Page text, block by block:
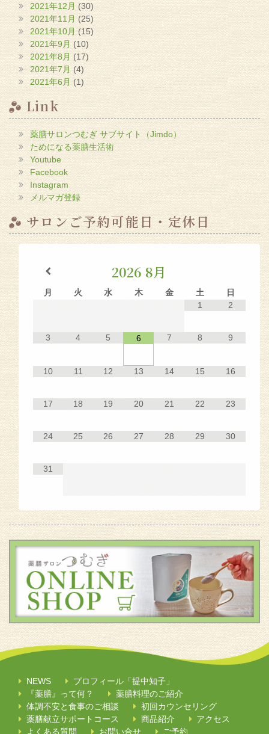
2021年12月 (30)
2021年11月 (25)
2021年10月 (15)
2021年9月 (10)
2021年8月 (17)
2021年7月 (4)
2021年6月 (1)
Link
薬膳サロンつむぎ サブサイト（Jimdo）
ためになる薬膳生活術
Youtube
Facebook
Instagram
メルマガ登録
サロンご予約可能日・定休日
2026 8月
月 火 水 木 金 土
日
1
2
3 4 5 6 7 8 9
10 11 12 13 14 15 16
17 18 19 20 21 22 23
24 25 26 27 28 29 30
31
NEWS
プロフィール「提中知子」
『薬膳』って何？
薬膳料理のご紹介
体調不安と食事のご相談
初回カウンセリング
薬膳献立サポートコース
商品紹介
アクセス
よくある質問
お問い合せ ご予約